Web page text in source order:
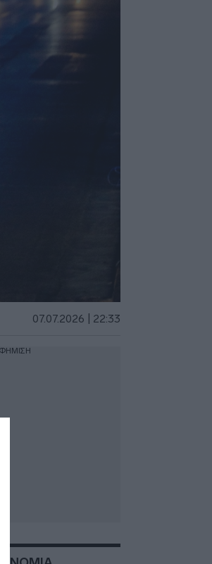
07.07.2026 | 22:33